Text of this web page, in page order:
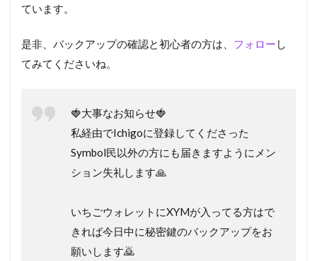
ています。
是非、バックアップの確認と初心者の方は、 フォロー し
てみてくださいね。
🍓大事なお知らせ🍓
私経由でIchigoに登録してくださった
Symbol民以外の方にも届きますようにメン
ション失礼します🙏
いちごウォレットにXYMが入ってる方はで
きれば今日中に秘密鍵のバックアップをお
願いします🙇